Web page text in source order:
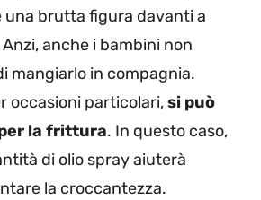
una brutta figura davanti a
anche i bambini non
mangiarlo in compagnia.
occasioni particolari,si può
la frittura. In questo caso,
di olio spray aiuterà
la croccantezza.